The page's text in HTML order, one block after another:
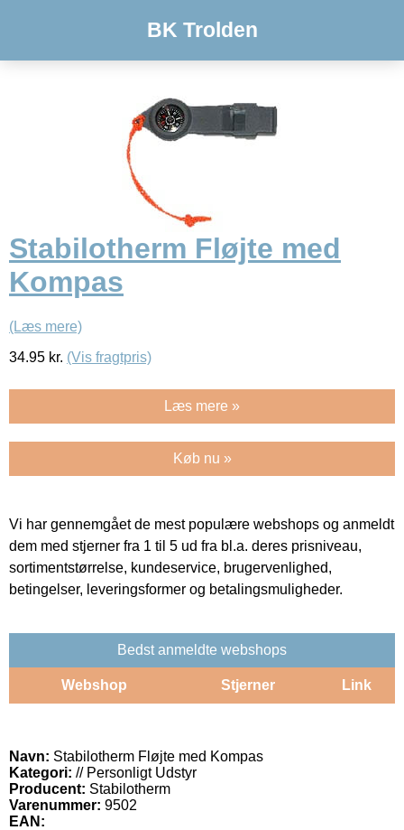
BK Trolden
Stabilotherm Fløjte med
Kompas
(Læs mere)
34.95 kr. (Vis fragtpris)
Læs mere »
Køb nu »
Vi har gennemgået de mest populære webshops og anmeldt
dem med stjerner fra 1 til 5 ud fra bl.a. deres prisniveau,
sortimentstørrelse, kundeservice, brugervenlighed,
betingelser, leveringsformer og betalingsmuligheder.
Bedst anmeldte webshops
Webshop Stjerner Link
Navn: Stabilotherm Fløjte med Kompas
Kategori: // Personligt Udstyr
Producent: Stabilotherm
Varenummer: 9502
EAN: